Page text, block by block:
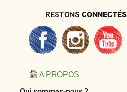
RESTONS CONNECTÉS
A PROPOS